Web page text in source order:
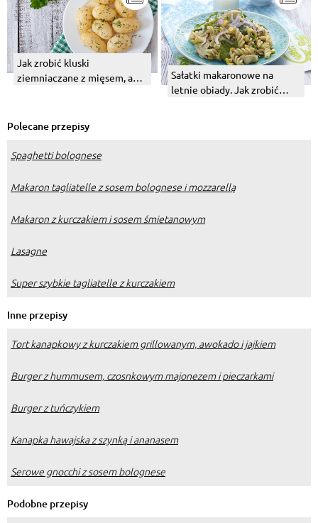
Jak zrobić kluski
ziemniaczane z mięsem, a
Sałatki makaronowe na
letnie obiady. Jak zrobić
Polecane przepisy
Spaghetti bolognese
Makaron tagliatelle z sosem bolognese i mozzarellą
Makaron z kurczakiem i sosem śmietanowym
Lasagne
Super szybkie tagliatelle z kurczakiem
Inne przepisy
Tort kanapkowy z kurczakiem grillowanym, awokado i jajkiem
Burger z hummusem, czosnkowym majonezem i pieczarkami
Burger z tuńczykiem
Kanapka hawajska z szynką i ananasem
Serowe gnocchi z sosem bolognese
Podobne przepisy